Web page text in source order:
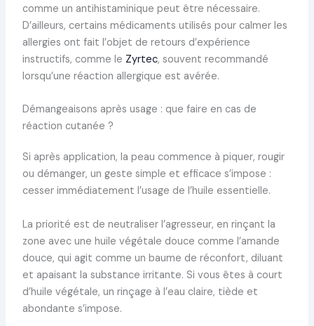
comme un antihistaminique peut être nécessaire.
D’ailleurs, certains médicaments utilisés pour calmer les
allergies ont fait l’objet de retours d’expérience
instructifs, comme le Zyrtec, souvent recommandé
lorsqu’une réaction allergique est avérée.
Démangeaisons après usage : que faire en cas de
réaction cutanée ?
Si après application, la peau commence à piquer, rougir
ou démanger, un geste simple et efficace s’impose :
cesser immédiatement l’usage de l’huile essentielle.
La priorité est de neutraliser l’agresseur, en rinçant la
zone avec une huile végétale douce comme l’amande
douce, qui agit comme un baume de réconfort, diluant
et apaisant la substance irritante. Si vous êtes à court
d’huile végétale, un rinçage à l’eau claire, tiède et
abondante s’impose.